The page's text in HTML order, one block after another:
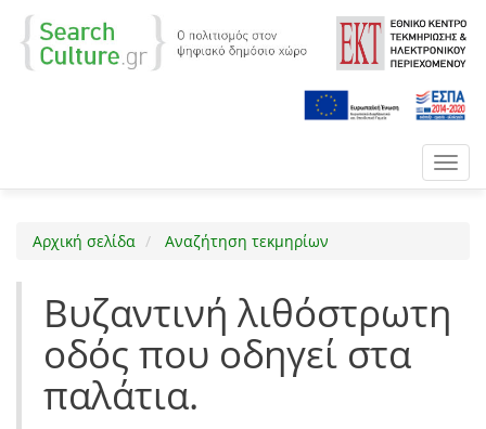
Αρχική σελίδα Αναζήτηση τεκμηρίων
Βυζαντινή λιθόστρωτη
οδός που οδηγεί στα
παλάτια.